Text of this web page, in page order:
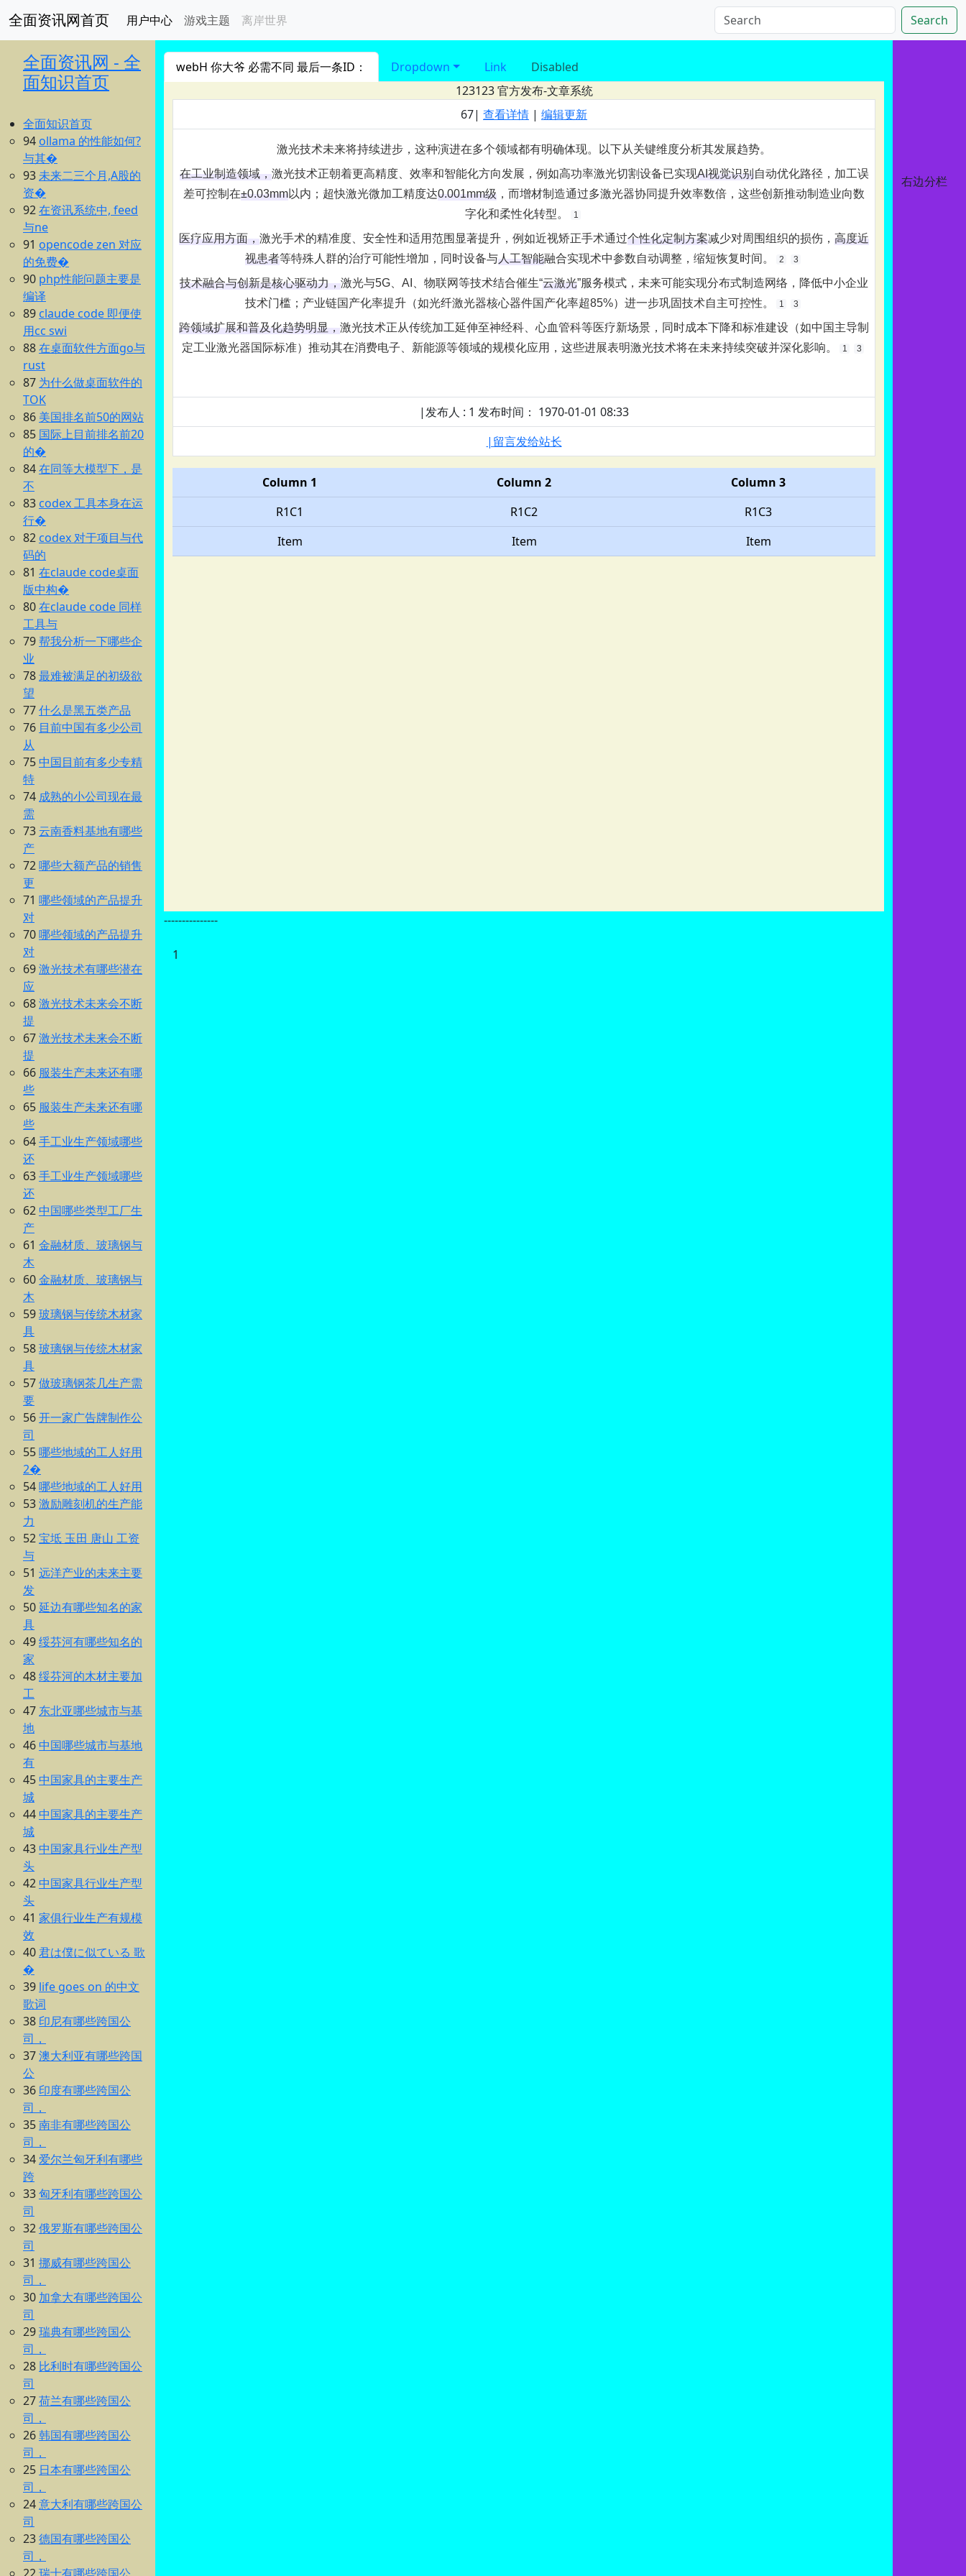
全面资讯网首页 用户中心 游戏主题 离岸世界 Search
全面资讯网 - 全
面知识首页
全面知识首页
94 ollama 的性能如何?
与其�
93未来二三个月,A股的
资�
92在资讯系统中, feed
与ne
91 opencode zen 对应
的免费�
90 php性能问题主要是
编译
89 claude code 即便使
用cc swi
88在桌面软件方面go与
rust
87 为什么做桌面软件的
TOK
86 美国排名前50的网站
85 国际上目前排名前20
的�
84在同等大模型下，是
不
83 codex 工具本身在运
行�
82 codex 对于项目与代
码的
81 在claude code桌面
版中构�
80在claude code 同样
工具与
79帮我分析一下哪些企
业
78最难被满足的初级欲
望
77什么是黑五类产品
76 目前中国有多少公司
从
75 中国目前有多少专精
特
74 成熟的小公司现在最
需
73云南香料基地有哪些
产
72哪些大额产品的销售
更
71 哪些领域的产品提升
对
70哪些领域的产品提升
对
69激光技术有哪些潜在
应
68激光技术未来会不断
提
67激光技术未来会不断
提
66 服装生产未来还有哪
些
65 服装生产未来还有哪
些
64手工业生产领域哪些
还
63手工业生产领域哪些
还
62 中国哪些类型工厂生
产
61 金融材质、玻璃钢与
木
60金融材质、玻璃钢与
木
59玻璃钢与传统木材家
具
58玻璃钢与传统木材家
具
57做玻璃钢茶几生产需
要
56开一家广告牌制作公
司
55哪些地域的工人好用
2�
54哪些地域的工人好用
53激励雕刻机的生产能
力
52宝坻 玉田 唐山 工资
与
51 远洋产业的未来主要
发
50延边有哪些知名的家
具
49绥芬河有哪些知名的
家
48绥芬河的木材主要加
工
47 东北亚哪些城市与基
地
46 中国哪些城市与基地
有
45 中国家具的主要生产
城
44 中国家具的主要生产
城
43 中国家具行业生产型
头
42 中国家具行业生产型
头
41 家俱行业生产有规模
效
40君は僕に似ている 歌
�
39 life goes on 的中文
歌词
38 印尼有哪些跨国公
司，
37澳大利亚有哪些跨国
公
36 印度有哪些跨国公
司，
35南非有哪些跨国公
司，
34爱尔兰匈牙利有哪些
跨
33匈牙利有哪些跨国公
司
32俄罗斯有哪些跨国公
司
31 挪威有哪些跨国公
司，
30 加拿大有哪些跨国公
司
29瑞典有哪些跨国公
司，
28 比利时有哪些跨国公
司
27荷兰有哪些跨国公
司，
26韩国有哪些跨国公
司，
25 日本有哪些跨国公
司，
24意大利有哪些跨国公
司
23德国有哪些跨国公
司，
webH 你大爷 必需不同 最后一条ID： Dropdown Link
Disabled
123123官方发布-文章系统
67| 查看详情 | 编辑更新
激光技术未来将持续进步，这种演进在多个领域都有明确体现。以下从关键维度分析其发展趋势。
在工业制造领域， ‌激光技术正朝着更高精度、效率和智能化方向发展，例如高功率激光切割设备已实现‌AI视觉识别 ‌自动优化路径，加工误
差可控制在‌±0.03mm‌以内； 超快激光微加工精度达‌0.001mm级 ‌，而增材制造通过多激光器协同提升效率数倍，这些创新推动制造业向数
字化和柔性化转型。‌
1
医疗应用方面， ‌激光手术的精准度、安全性和适用范围显著提升，例如近视矫正手术通过‌个性化定制方案‌减少对周围组织的损伤，‌ 高度近
视患者‌等特殊人群的治疗可能性增加，同时设备与‌人工智能‌融合实现术中参数自动调整，缩短恢复时间。‌ 2 3
技术融合与创新是核心驱动力， ‌激光与5G AI 物联网等技术结合催生“‌云激光‌”服务模式，未来可能实现分布式制造网络，降低中小企业
技术门槛；产业链国产化率提升（如光纤激光器核心器件国产化率超85%）进一步巩固技术自主可控性。‌ 1 3
跨领域扩展和普及化趋势明显， ‌激光技术正从传统加工延伸至神经科 心血管科等医疗新场景，同时成本下降和标准建设（如中国主导制
定工业激光器国际标准）推动其在消费电子、 新能源等领域的规模化应用，这些进展表明激光技术将在未来持续突破并深化影响。‌ 1 3
|发布人 : 1 发布时间： 1970-01-01 08:33
|留言发给站长
Column 1 Column 2
Column 3
R1C1
R1C2
R1C3
Item
Item Item
---------------
1
右边分栏